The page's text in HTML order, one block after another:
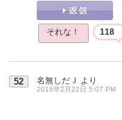
それな！ 118
52 名無しだＪ より
2016年2月22日 5:07 PM